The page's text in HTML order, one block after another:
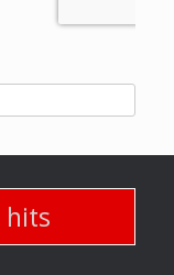
hits